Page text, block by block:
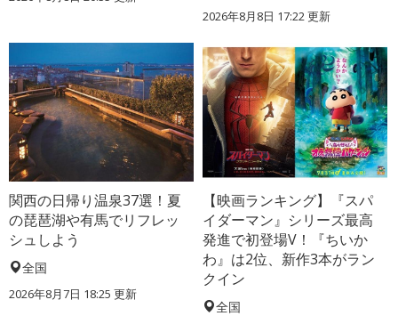
2026年8月8日 17:22更新
関西の日帰り温泉37選！夏
の琵琶湖や有馬でリフレッ
シュしよう
全国
2026年8月7日 18:25 更新
【映画ランキング】『スパ
イダーマン』シリーズ最高
発進で初登場V！『ちいか
わ』は2位、新作3本がラン
クイン
全国